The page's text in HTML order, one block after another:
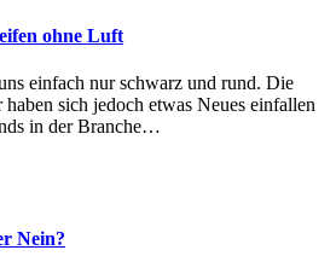
ohne Luft
einfach nur schwarz und rund. Die
sich jedoch etwas Neues einfallen
in der Branche…
Nein?